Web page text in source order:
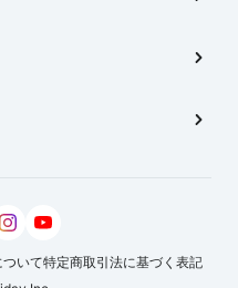
いて特定商取引法に基づく表記